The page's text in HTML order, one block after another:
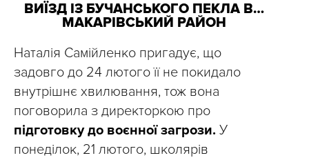
ВИЇЗД ІЗ БУЧАНСЬКОГО ПЕКЛА В…
МАКАРІВСЬКИЙ РАЙОН
Наталія Самійленко пригадує, що
задовго до 24 лютого її не покидало
внутрішнє хвилювання, тож вона
поговорила з директоркою про
підготовку до воєнної загрози. У
понеділок, 21 лютого, школярів